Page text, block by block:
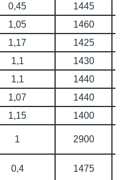
0,45
1445
1,05
1460
1,17
1425
1,1
1430
1,1
1440
1,07
1440
1,15
1400
1 2900
0,4 1475